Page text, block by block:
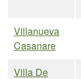
Villanueva
Casanare
Villa De